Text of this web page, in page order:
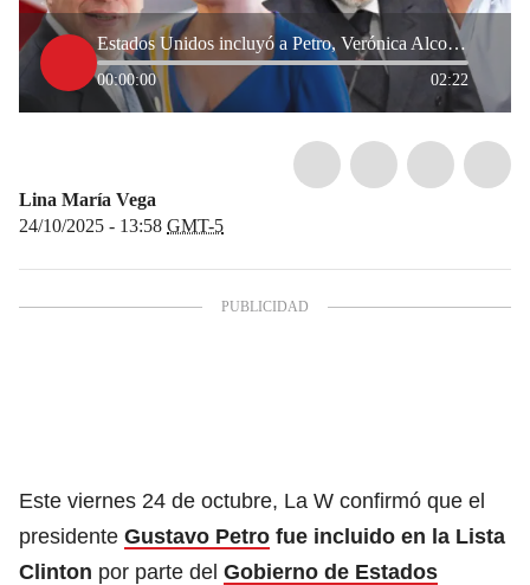
Estados Unidos incluyó a Petro, Verónica Alcocer, Benedetti y Nicolás Petro en Lista Clinton
00:00:00 02:22
Lina María Vega
24/10/2025 - 13:58 GMT-5
Este viernes 24 de octubre, La W confirmó que el
presidente Gustavo Petro fue incluido en la Lista
Clinton por parte del Gobierno de Estados